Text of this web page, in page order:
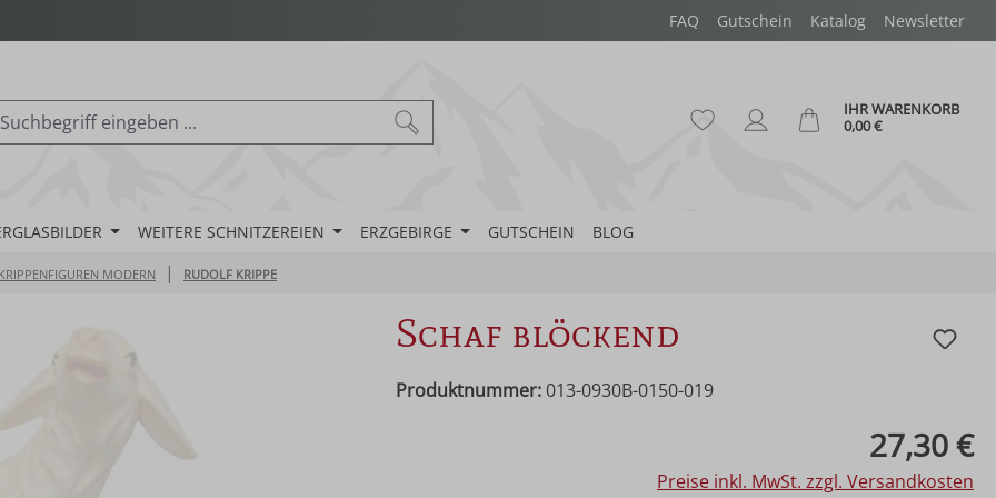
FAQ Gutschein Katalog Newsletter
Du hast 0 Produkte auf dem
IHR WARENKORB
0,00 €
WEITERE SCHNITZEREIEN ERZGEBIRGE GUTSCHEIN BLOG
KRIPPENFIGUREN MODERN | RUDOLF KRIPPE
Schaf blöckend
Produktnummer: 013-0930B-0150-019
27,30 €
Preise inkl. MwSt. zzgl. Versandkosten